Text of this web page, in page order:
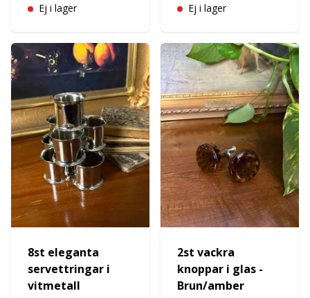
Ej i lager Ej i lager
8st eleganta
servettringar i
vitmetall
2st vackra
knoppar i glas -
Brun/amber